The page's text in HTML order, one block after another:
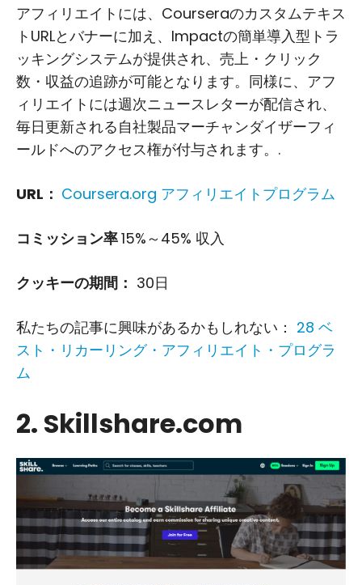
アフィリエイトには、Courseraのカスタムテキス
トURLとバナーに加え、Impactの簡単導入型トラ
ッキングシステムが提供され、売上・クリック
数・収益の追跡が可能となります。同様に、アフ
ィリエイトには週次ニュースレターが配信され、
毎日更新される自社製品マーチャンダイザーフィ
ールドへのアクセス権が付与されます。.
URL： Coursera.org アフィリエイトプログラム
コミッション率15%～45% 収入
クッキーの期間： 30日
私たちの記事に興味があるかもしれない： 28 ベ
スト・リカーリング・アフィリエイト・プログラ
ム
2. Skillshare.com